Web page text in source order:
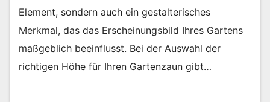
Element, sondern auch ein gestalterisches
Merkmal, das das Erscheinungsbild Ihres Gartens
maßgeblich beeinflusst. Bei der Auswahl der
richtigen Höhe für Ihren Gartenzaun gibt…